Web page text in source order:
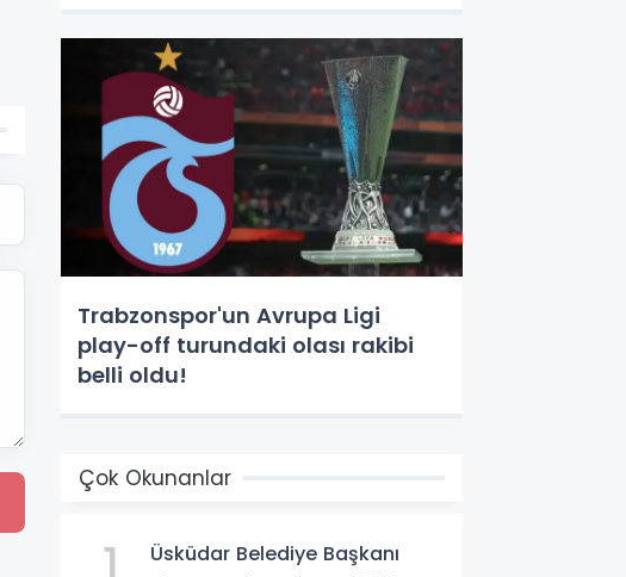
Trabzonspor'un Avrupa Ligi
play-off turundaki olası rakibi
belli oldu!
Çok Okunanlar
Üsküdar Belediye Başkanı